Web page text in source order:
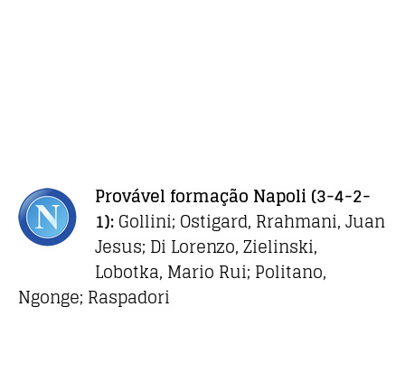
Provável formação Napoli (3-4-2-
1):Gollini; Ostigard, Rrahmani, Juan
Jesus; Di Lorenzo, Zielinski,
Lobotka, Mario Rui; Politano,
Ngonge; Raspadori